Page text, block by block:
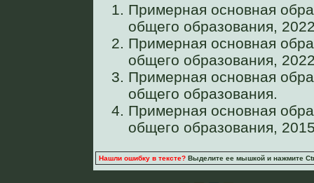
Примерная основная
общего образования,
Примерная основная
общего образования,
Примерная основная
общего образования.
Примерная основная
общего образования,
Нашли ошибку в тексте? Выделите ее мышкой и нажмите